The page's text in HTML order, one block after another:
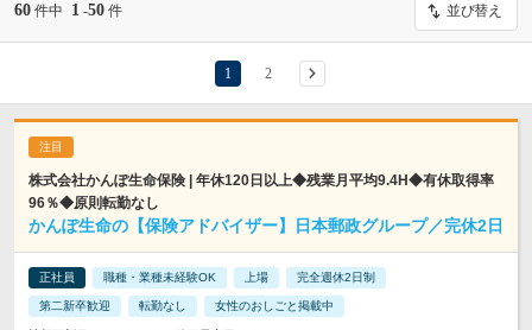
60 件中 1 -50 件 並び替え
1 2
株式会社かんぽ生命保険 | 年休120日以上◆残業月平均9.4H◆有休取得率
96％◆原則転勤なし
かんぽ生命の【保険アドバイザー】日本郵政グループ／完休2日
正社員 職種・業種未経験OK 上場 完全週休2日制
第二新卒歓迎 転勤なし 女性のおしごと掲載中